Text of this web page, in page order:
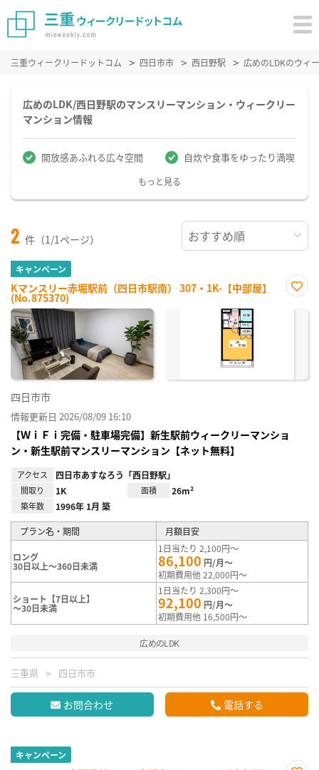
三重ウィークリードットコム 四日市市 西日野駅 広めのLDKのウィ
広めのLDK/西日野駅のマンスリーマンション・ウィークリー
マンション情報
開放感あふれる広々空間 自炊や食事をゆったり満喫
もっと見る
2 件（1/1ページ）
キャンペーン
Kマンスリー赤堀駅前（四日市駅南） 307・1K-【中部屋】
(No.875370)
に入
四日市市
情報更新日 2026/08/09 16:10
【ＷｉＦｉ完備・駐車場完備】新生駅前ウィークリーマンショ
ン・新生駅前マンスリーマンション【ネット無料】
アクセス 四日市あすなろう「西日野駅」
間取り 1K 面積 26m²
築年数 1996年 1月 築
プラン名・期間 月額目安
ロング
30日以上～360日未満
1日当たり 2,100円～
86,100 円/月～
初期費用他 22,000円～
ショート【7日以上】
～30日未満
1日当たり 2,300円～
92,100 円/月～
初期費用他 16,500円～
広めのLDK
三重県 四日市市
お問合わせ 電話する
キャンペーン